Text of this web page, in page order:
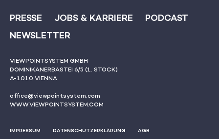
PRESSE JOBS & KARRIERE
PODCAST
NEWSLETTER
VIEWPOINTSYSTEM GMBH
DOMINIKANERBASTEI 6/5 (1. STOCK)
A-1010 VIENNA
office@viewpointsystem.com
WWW.VIEWPOINTSYSTEM.COM
IMPRESSUM DATENSCHUTZERKLÄRUNG AGB